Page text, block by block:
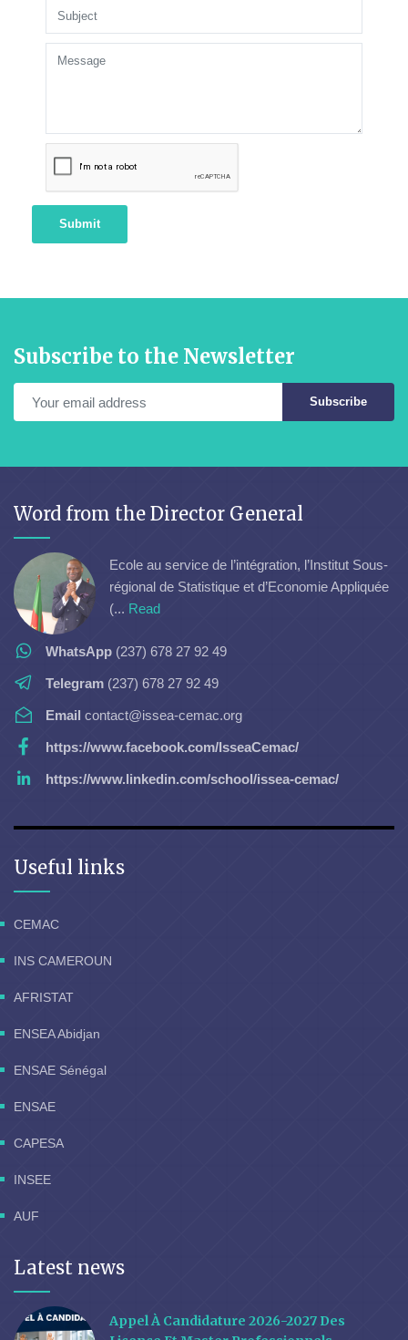
Submit
Subscribe to the Newsletter
Subscribe
Word from the Director General
Ecole au service de l’intégration, l’Institut Sous-
régional de Statistique et d’Economie Appliquée
(... Read
WhatsApp (237) 678 27 92 49
Telegram (237) 678 27 92 49
Email contact@issea-cemac.org
https://www.facebook.com/IsseaCemac/
https://www.linkedin.com/school/issea-cemac/
Useful links
CEMAC
INS CAMEROUN
AFRISTAT
ENSEA Abidjan
ENSAE Sénégal
ENSAE
CAPESA
INSEE
AUF
Latest news
Appel À Candidature 2026-2027 Des